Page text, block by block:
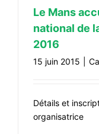
Le Mans
national de
2016
15 juin 2015
Détails et
organisatrice